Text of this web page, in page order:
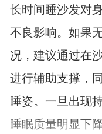
长时间睡沙发对
不良影响。如果
况，建议通过在
进行辅助支撑，
睡姿。一旦出现
睡眠质量明显下